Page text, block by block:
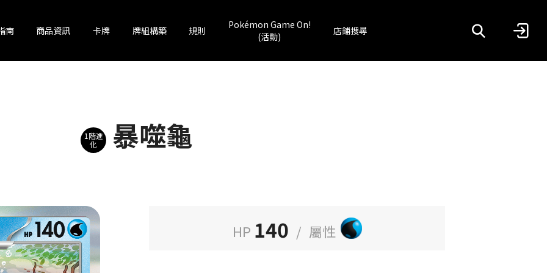
南 商品資訊 卡牌 牌組構築 規則
Pokémon Game On!
(活動)
店鋪搜尋
1階進
化
暴噬龜
HP 140 / 屬性